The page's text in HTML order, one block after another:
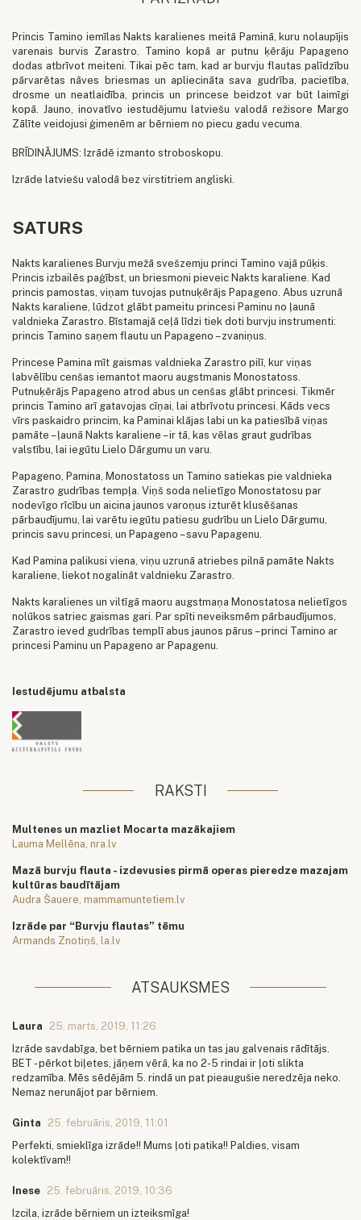
Princis Tamino iemīlas Nakts karalienes meitā Paminā, kuru nolaupījis
varenais burvis Zarastro. Tamino kopā ar putnu ķērāju Papageno
dodas atbrīvot meiteni. Tikai pēc tam, kad ar burvju flautas palīdzību
pārvarētas nāves briesmas un apliecināta sava gudrība, pacietība,
drosme un neatlaidība, princis un princese beidzot var būt laimīgi
kopā. Jauno, inovatīvo iestudējumu latviešu valodā režisore Margo
Zālīte veidojusi ģimenēm ar bērniem no piecu gadu vecuma.
BRĪDINĀJUMS: Izrādē izmanto stroboskopu.
Izrāde latviešu valodā bez virstitriem angliski.
SATURS
Nakts karalienes Burvju mežā svešzemju princi Tamino vajā pūķis.
Princis izbailēs paģībst, un briesmoni pieveic Nakts karaliene. Kad
princis pamostas, viņam tuvojas putnuķērājs Papageno. Abus uzrunā
Nakts karaliene, lūdzot glābt pameitu princesi Paminu no ļaunā
valdnieka Zarastro. Bīstamajā ceļā līdzi tiek doti burvju instrumenti:
princis Tamino saņem flautu un Papageno – zvaniņus.
Princese Pamina mīt gaismas valdnieka Zarastro pilī, kur viņas
labvēlību cenšas iemantot maoru augstmanis Monostatoss.
Putnuķērājs Papageno atrod abus un cenšas glābt princesi. Tikmēr
princis Tamino arī gatavojas cīņai, lai atbrīvotu princesi. Kāds vecs
vīrs paskaidro princim, ka Paminai klājas labi un ka patiesībā viņas
pamāte – ļaunā Nakts karaliene – ir tā, kas vēlas graut gudrības
valstību, lai iegūtu Lielo Dārgumu un varu.
Papageno, Pamina, Monostatoss un Tamino satiekas pie valdnieka
Zarastro gudrības tempļa. Viņš soda nelietīgo Monostatosu par
nodevīgo rīcību un aicina jaunos varoņus izturēt klusēšanas
pārbaudījumu, lai varētu iegūtu patiesu gudrību un Lielo Dārgumu,
princis savu princesi, un Papageno – savu Papagenu.
Kad Pamina palikusi viena, viņu uzrunā atriebes pilnā pamāte Nakts
karaliene, liekot nogalināt valdnieku Zarastro.
Nakts karalienes un viltīgā maoru augstmaņa Monostatosa nelietīgos
nolūkos satriec gaismas gari. Par spīti neveiksmēm pārbaudījumos,
Zarastro ieved gudrības templī abus jaunos pārus – princi Tamino ar
princesi Paminu un Papageno ar Papagenu.
Iestudējumu atbalsta
RAKSTI
Multenes un mazliet Mocarta mazākajiem
Lauma Mellēna, nra.lv
Mazā burvju flauta - izdevusies pirmā operas pieredze mazajam
kultūras baudītājam
Audra Šauere, mammamuntetiem.lv
Izrāde par “Burvju flautas” tēmu
Armands Znotiņš, la.lv
ATSAUKSMES
Laura
25. marts, 2019, 11:26
Izrāde savdabīga, bet bērniem patika un tas jau galvenais rādītājs.
BET - pērkot biļetes, jāņem vērā, ka no 2-5 rindai ir ļoti slikta
redzamība. Mēs sēdējām 5. rindā un pat pieaugušie neredzēja neko.
Nemaz nerunājot par bērniem.
Ginta
25. februāris, 2019, 11:01
Perfekti, smieklīga izrāde!! Mums ļoti patika!! Paldies, visam
kolektīvam!!
Inese 25. februāris, 2019, 10:36
Izcila, izrāde bērniem un izteiksmīga!